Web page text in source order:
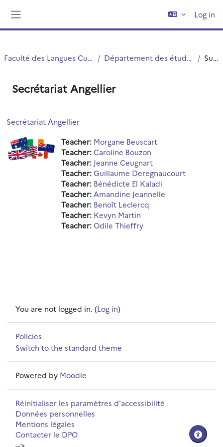
Log in
Faculté des Langues Cultures et Sociétés (FLCS) Département des études anglophones - Angellier Summary
Secrétariat Angellier
Secrétariat Angellier
Teacher: Morgane Beuscart
Teacher:Caroline Bouzon
Teacher: Jeanne Ceugnart
Teacher:Guillaume Deregnaucourt
Teacher: Bénédicte El Kaladi
Teacher: Amandine Jeannelle
Teacher: Benoît Leclercq
Teacher: Kevyn Martin
Teacher:Odile Thieffry
You are not logged in. (Log in)
Policies
Switch to the standard theme
Powered by Moodle
Réinitialiser les paramètres d'accessibilité
Données personnelles
Mentions légales
Contacter le DPO
-->